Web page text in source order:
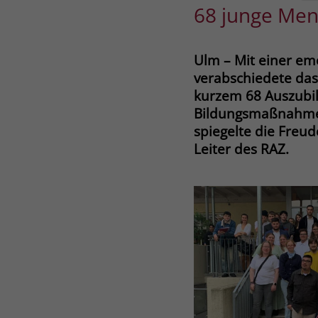
68 junge
Ulm – Mit einer
verabschiedete
kurzem 68
spiegelte die
Leiter des RAZ.